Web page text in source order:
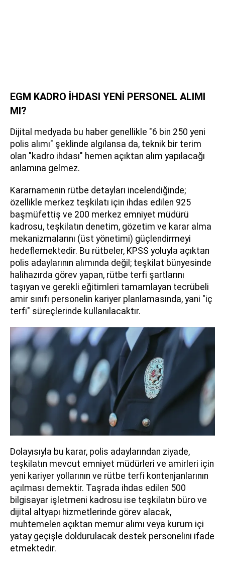
EGM KADRO İHDASI YENİ PERSONEL ALIMI
MI?
Dijital medyada bu haber genellikle "6 bin 250 yeni
polis alımı" şeklinde algılansa da, teknik bir terim
olan "kadro ihdası" hemen açıktan alım yapılacağı
anlamına gelmez.
Kararnamenin rütbe detayları incelendiğinde;
özellikle merkez teşkilatı için ihdas edilen 925
başmüfettiş ve 200 merkez emniyet müdürü
kadrosu, teşkilatın denetim, gözetim ve karar alma
mekanizmalarını (üst yönetimi) güçlendirmeyi
hedeflemektedir. Bu rütbeler, KPSS yoluyla açıktan
polis adaylarının alımında değil; teşkilat bünyesinde
halihazırda görev yapan, rütbe terfi şartlarını
taşıyan ve gerekli eğitimleri tamamlayan tecrübeli
amir sınıfı personelin kariyer planlamasında, yani "iç
terfi" süreçlerinde kullanılacaktır.
Dolayısıyla bu karar, polis adaylarından ziyade,
teşkilatın mevcut emniyet müdürleri ve amirleri için
yeni kariyer yollarının ve rütbe terfi kontenjanlarının
açılması demektir. Taşrada ihdas edilen 500
bilgisayar işletmeni kadrosu ise teşkilatın büro ve
dijital altyapı hizmetlerinde görev alacak,
muhtemelen açıktan memur alımı veya kurum içi
yatay geçişle doldurulacak destek personelini ifade
etmektedir.